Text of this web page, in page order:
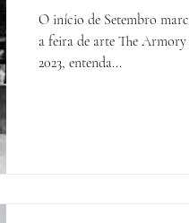
O início de Setembro
a feira de arte The
2023, entenda...